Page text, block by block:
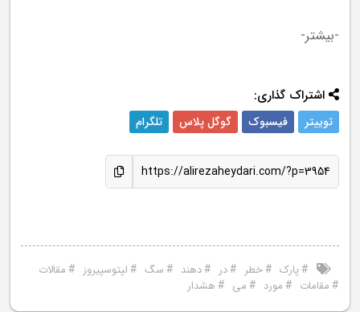
-بیشتر-
اشتراک گذاری:
توییتر فیسبوک گوگل پلاس تلگرام
https://alirezaheydari.com/?p=3954
#پارک #خطر #در #دهند #سگ #لپتوسپیروز #مقالات
#مقامات #مورد #می #هشدار